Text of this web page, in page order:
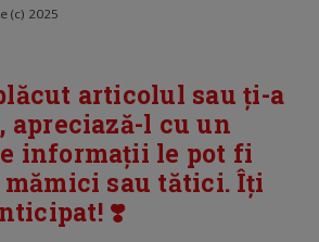
(c) 2025
articolul sau ți-a
apreciază-l cu un
informații le pot fi
sau tătici. Îți
❣️